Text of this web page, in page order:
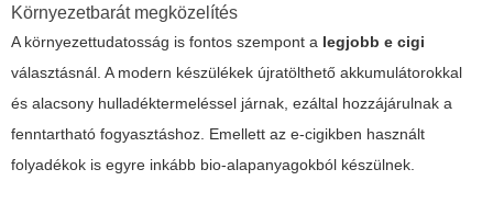
Környezetbarát megközelítés
A környezettudatosság is fontos szempont a legjobb e cigi
választásnál. A modern készülékek újratölthető akkumulátorokkal
és alacsony hulladéktermeléssel járnak, ezáltal hozzájárulnak a
fenntartható fogyasztáshoz. Emellett az e-cigikben használt
folyadékok is egyre inkább bio-alapanyagokból készülnek.